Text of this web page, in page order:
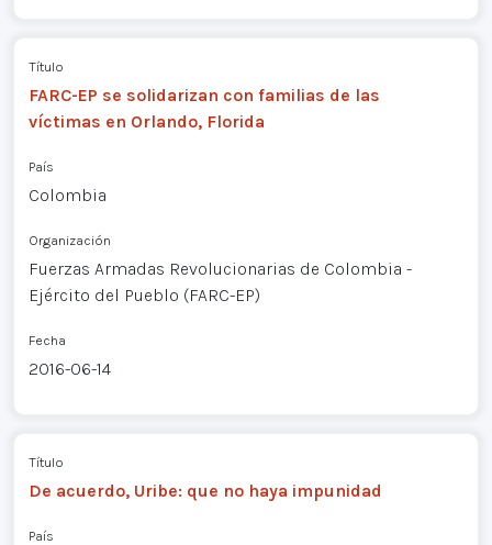
Título
FARC-EP se solidarizan con familias de las
víctimas en Orlando, Florida
País
Colombia
Organización
Fuerzas Armadas Revolucionarias de Colombia -
Ejército del Pueblo (FARC-EP)
Fecha
2016-06-14
Título
De acuerdo, Uribe: que no haya impunidad
País